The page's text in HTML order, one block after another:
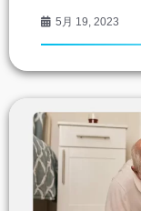
5月 19, 2023